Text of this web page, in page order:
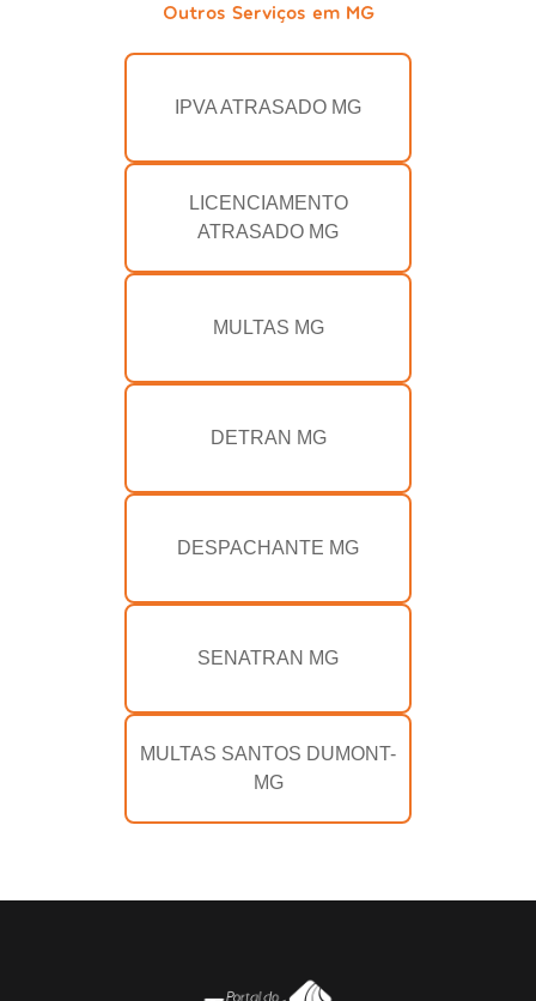
Outros Serviços em MG
IPVA ATRASADO MG
LICENCIAMENTO
ATRASADO MG
MULTAS MG
DETRAN MG
DESPACHANTE MG
SENATRAN MG
MULTAS SANTOS DUMONT-
MG